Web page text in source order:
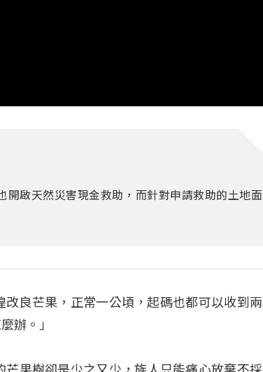
啟天然災害現金救助，而針對申請救助的土地面
良芒果，正常一公頃，起碼也都可以收到兩
辦。」